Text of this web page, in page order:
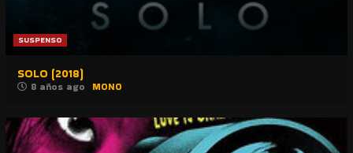
SUSPENSO
SOLO (2018)
8 años ago MONO